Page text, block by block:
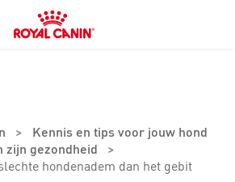
Royal
Canin
>
Kennis en tips voor jouw hond
zijn gezondheid
>
hondenadem dan het gebit